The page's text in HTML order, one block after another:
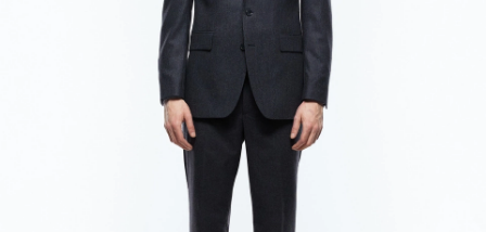
MEILLEURES VENTES
NOUVELLE COLLECTION